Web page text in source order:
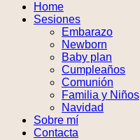
Home
Sesiones
Embarazo
Newborn
Baby plan
Cumpleaños
Comunión
Familia y Niños
Navidad
Sobre mí
Contacta